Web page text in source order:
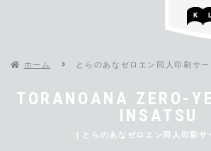
TORANOANA ZERO-
INSATSU
とらのあなゼロエン同人印刷サ
ホーム とらのあなゼロエン同人印刷サー